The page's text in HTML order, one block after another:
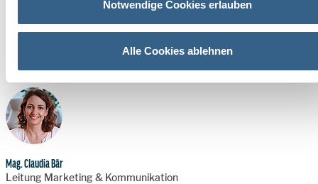
Notwendige Cookies erlauben
Alle Cookies ablehnen
Vladimir Prevedenist Managing Director von VP Strategy
Mag. Claudia Bär
Leitung Marketing & Kommunikation